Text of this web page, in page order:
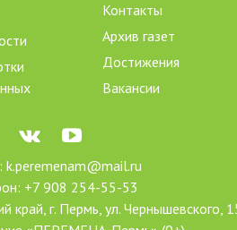
Контакты
Архив газет
Достижения
Вакансии
k.peremenam@mail.ru
+7 908 254-55-53
край, г. Пермь, ул. Чернышевского,